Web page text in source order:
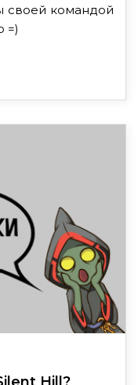
своей командой
=)